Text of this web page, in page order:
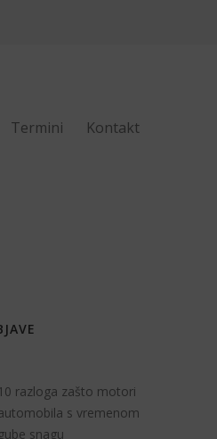
Termini Kontakt
10 razloga zašto motori
s vremenom
gube snagu